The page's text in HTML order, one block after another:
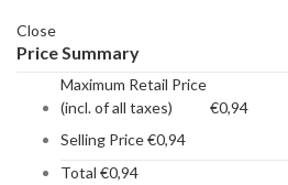
Close
Price Summary
Maximum Retail Price
(incl. of all taxes)
€0,94
Selling Price€0,94
Total €0,94